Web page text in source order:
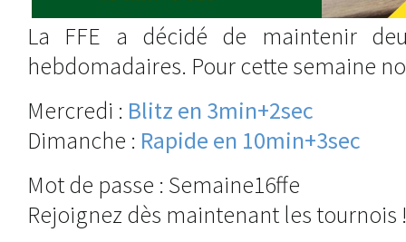
La FFE a décidé de maintenir
hebdomadaires. Pour cette semaine
Mercredi : Blitz en 3min+2sec
Dimanche : Rapide en 10min+3sec
Mot de passe : Semaine16ffe
Rejoignez dès maintenant les tournois !